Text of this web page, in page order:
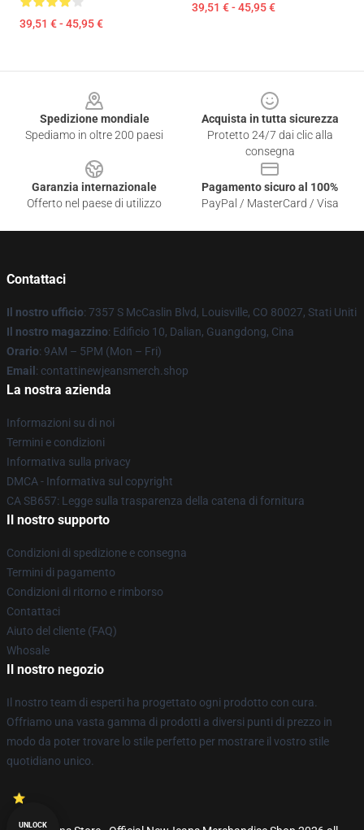
39,51 € - 45,95 €
39,51 € - 45,95 €
Spedizione mondiale
Spediamo in oltre 200 paesi
Acquista in tutta sicurezza
Protetto 24/7 dai clic alla
consegna
Garanzia internazionale
Offerto nel paese di utilizzo
Pagamento sicuro al 100%
PayPal / MasterCard / Visa
Contattaci
Il nostro ufficio: 7357 S McCaslin Blvd, Louisville, CO 80027, Stati Uniti
Il nostro magazzino: Edificio 10, Dalian, Guangdong, Cina
Orario: 9AM – 5PM (Mon – Fri)
Email : contattinewjeansmerch.shop
La nostra azienda
Informazioni su di noi
Termini e condizioni
Informativa sulla privacy
DMCA - Informativa sul copyright
CA SB657: Legge sulla trasparenza della catena di fornitura
Il nostro supporto
Condizioni di spedizione e consegna
Termini di pagamento
Condizioni di ritorno e rimborso
Contattaci
Aiuto del cliente (FAQ)
Whosale
Il nostro negozio
Il nostro team di esperti ha progettato ogni prodotto con cura.
Offriamo una vasta gamma di prodotti a diversi punti di prezzo in
modo da poter trovare lo stile perfetto per mostrare il vostro stile
quotidiano unico.
UNLOCK